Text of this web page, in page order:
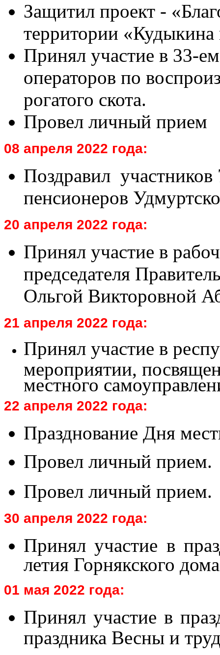
Защитил проект -
территории «Кудыкина
Принял участие в 33-
операторов по
рогатого скота.
Провел личный прием
08 апреля 2022 года:
Поздравил
пенсионеров
20 апреля 2022 года:
Принял участие в
председателя
Ольгой Викторовной
21 апреля 2022 года:
Принял участие в
мероприятии,
местного
22 апреля 2022 года:
Празднование Дня
Провел личный прием.
Провел личный прием.
30 апреля 2022 года:
Принял участие в
летия Горнякского
01 мая 2022 года:
Принял участие в
праздника Весны и